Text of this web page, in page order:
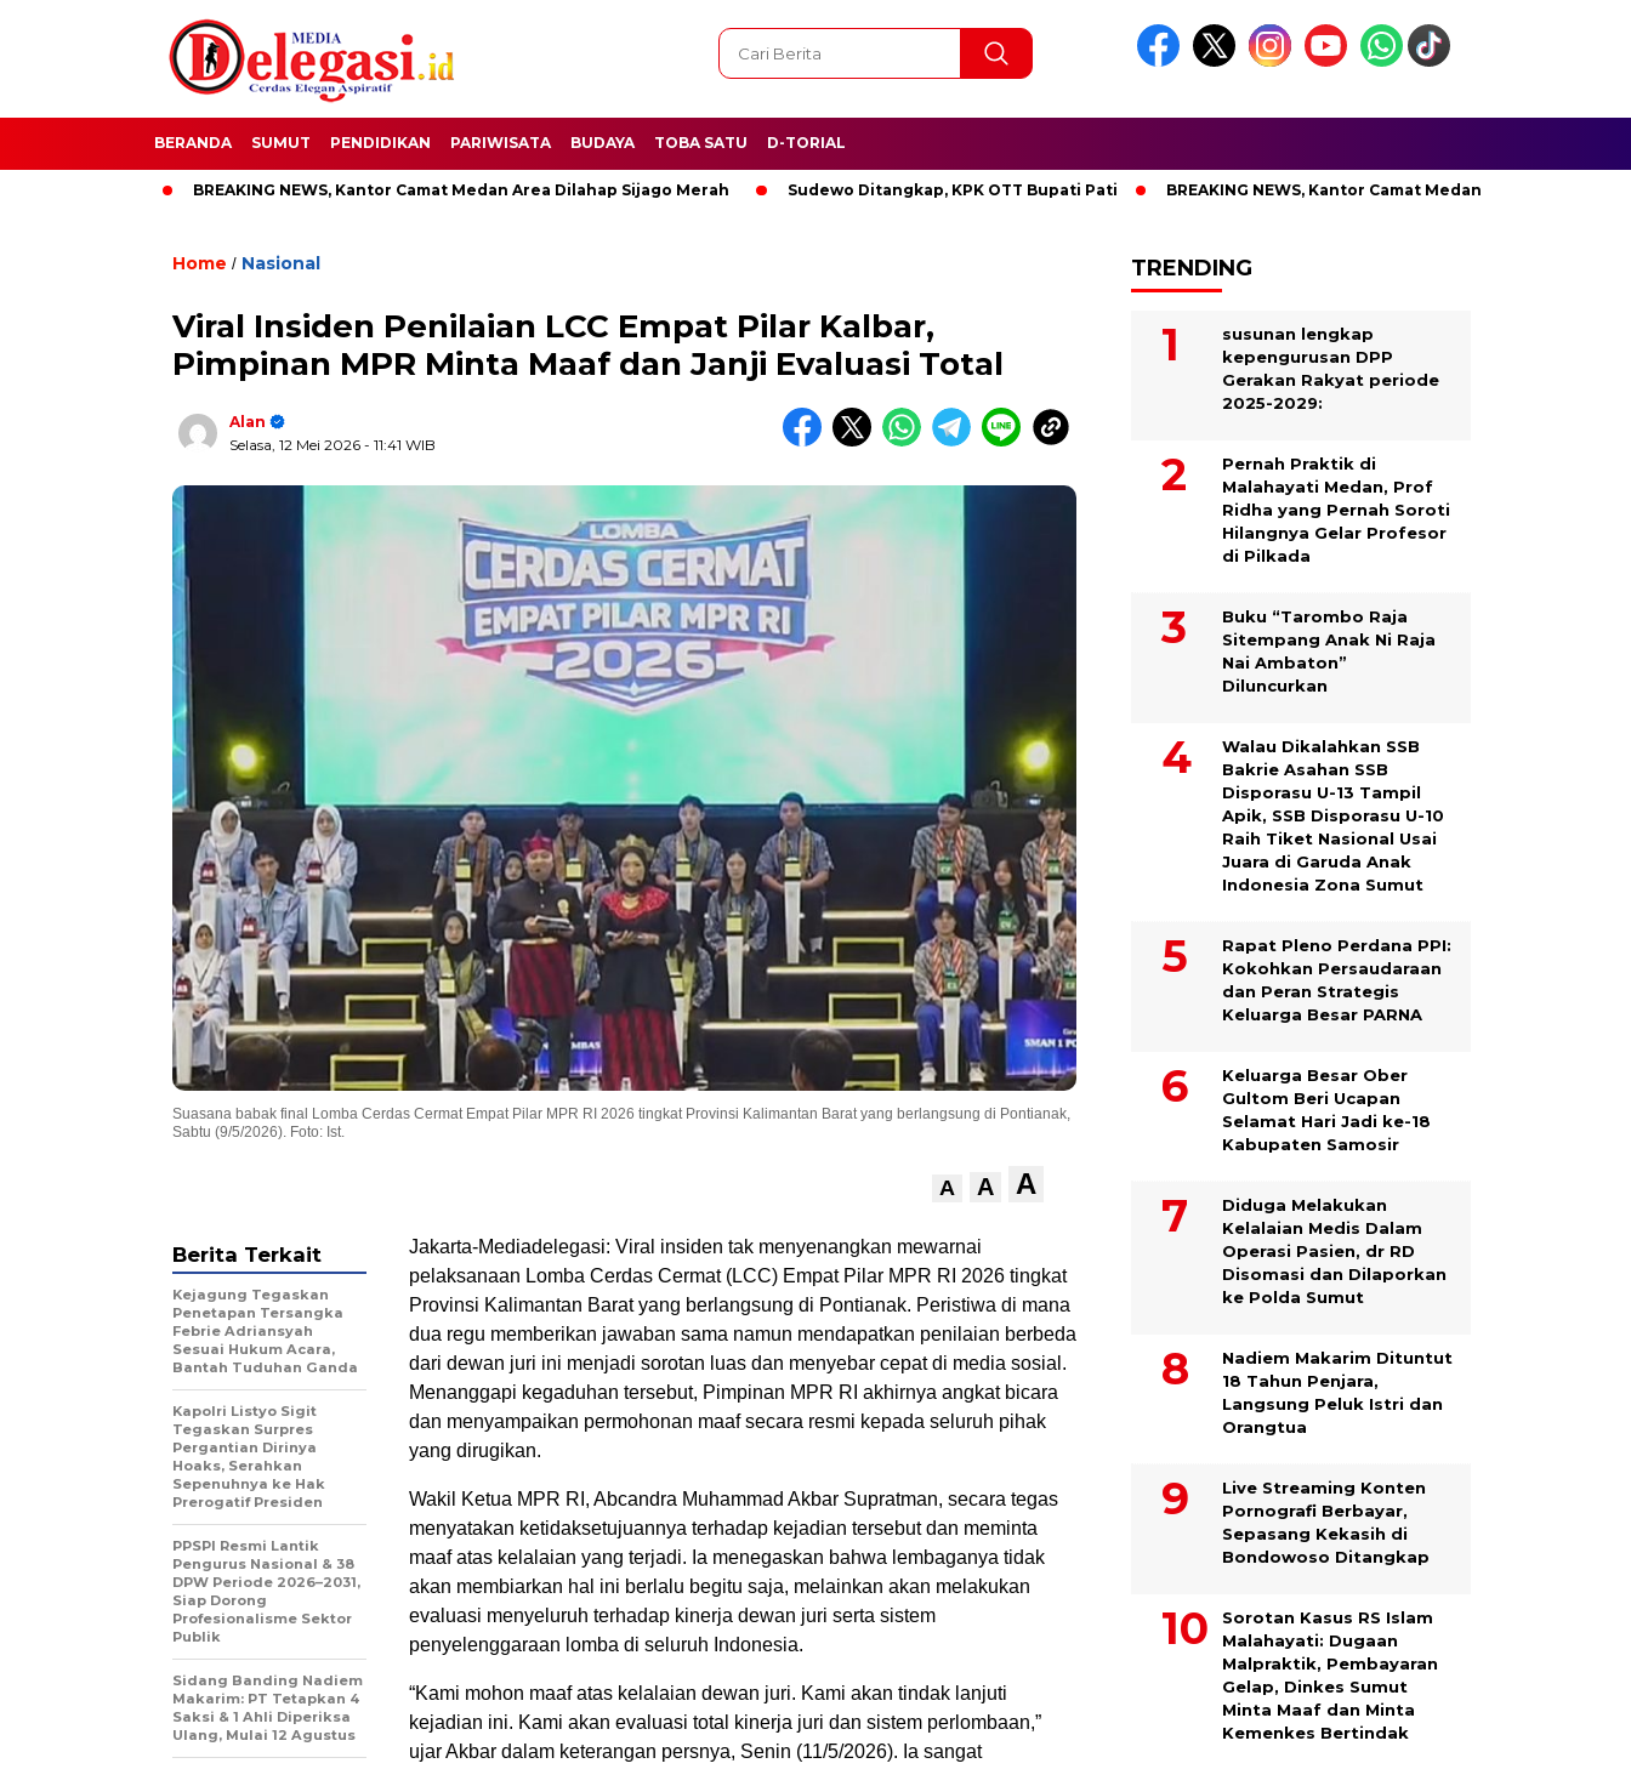
BERANDA SUMUT PENDIDIKAN PARIWISATA BUDAYA TOBA SATU D-TORIAL
BREAKING NEWS, Kantor Camat Medan Area Dilahap Sijago Merah Sudewo Ditangkap, KPK OTT Bupati Pati BREAKING NEWS, Kantor Camat Medan Area Dilahap Sijago
Home / Nasional
Viral Insiden Penilaian LCC Empat Pilar Kalbar,
Pimpinan MPR Minta Maaf dan Janji Evaluasi Total
Alan
Selasa, 12 Mei 2026 - 11:41 WIB
Suasana babak final Lomba Cerdas Cermat Empat Pilar MPR RI 2026 tingkat Provinsi Kalimantan Barat yang berlangsung di Pontianak,
Sabtu (9/5/2026). Foto: Ist.
A A A
Jakarta-Mediadelegasi: Viral insiden tak menyenangkan mewarnai
pelaksanaan Lomba Cerdas Cermat (LCC) Empat Pilar MPR RI 2026 tingkat
Provinsi Kalimantan Barat yang berlangsung di Pontianak. Peristiwa di mana
dua regu memberikan jawaban sama namun mendapatkan penilaian berbeda
dari dewan juri ini menjadi sorotan luas dan menyebar cepat di media sosial.
Menanggapi kegaduhan tersebut, Pimpinan MPR RI akhirnya angkat bicara
dan menyampaikan permohonan maaf secara resmi kepada seluruh pihak
yang dirugikan.
Wakil Ketua MPR RI, Abcandra Muhammad Akbar Supratman, secara tegas
menyatakan ketidaksetujuannya terhadap kejadian tersebut dan meminta
maaf atas kelalaian yang terjadi. Ia menegaskan bahwa lembaganya tidak
akan membiarkan hal ini berlalu begitu saja, melainkan akan melakukan
evaluasi menyeluruh terhadap kinerja dewan juri serta sistem
penyelenggaraan lomba di seluruh Indonesia.
“Kami mohon maaf atas kelalaian dewan juri. Kami akan tindak lanjuti
kejadian ini. Kami akan evaluasi total kinerja juri dan sistem perlombaan,”
ujar Akbar dalam keterangan persnya, Senin (11/5/2026). Ia sangat
Berita Terkait
Kejagung Tegaskan
Penetapan Tersangka
Febrie Adriansyah
Sesuai Hukum Acara,
Bantah Tuduhan Ganda
Kapolri Listyo Sigit
Tegaskan Surpres
Pergantian Dirinya
Hoaks, Serahkan
Sepenuhnya ke Hak
Prerogatif Presiden
PPSPI Resmi Lantik
Pengurus Nasional & 38
DPW Periode 2026–2031,
Siap Dorong
Profesionalisme Sektor
Publik
Sidang Banding Nadiem
Makarim: PT Tetapkan 4
Saksi & 1 Ahli Diperiksa
Ulang, Mulai 12 Agustus
TRENDING
susunan lengkap
kepengurusan DPP
Gerakan Rakyat periode
2025-2029:
Pernah Praktik di
Malahayati Medan, Prof
Ridha yang Pernah Soroti
Hilangnya Gelar Profesor
di Pilkada
Buku “Tarombo Raja
Sitempang Anak Ni Raja
Nai Ambaton”
Diluncurkan
Walau Dikalahkan SSB
Bakrie Asahan SSB
Disporasu U-13 Tampil
Apik, SSB Disporasu U-10
Raih Tiket Nasional Usai
Juara di Garuda Anak
Indonesia Zona Sumut
Rapat Pleno Perdana PPI:
Kokohkan Persaudaraan
dan Peran Strategis
Keluarga Besar PARNA
Keluarga Besar Ober
Gultom Beri Ucapan
Selamat Hari Jadi ke-18
Kabupaten Samosir
Diduga Melakukan
Kelalaian Medis Dalam
Operasi Pasien, dr RD
Disomasi dan Dilaporkan
ke Polda Sumut
​Nadiem Makarim Dituntut
18 Tahun Penjara,
Langsung Peluk Istri dan
Orangtua
Live Streaming Konten
Pornografi Berbayar,
Sepasang Kekasih di
Bondowoso Ditangkap
Sorotan Kasus RS Islam
Malahayati: Dugaan
Malpraktik, Pembayaran
Gelap, Dinkes Sumut
Minta Maaf dan Minta
Kemenkes Bertindak